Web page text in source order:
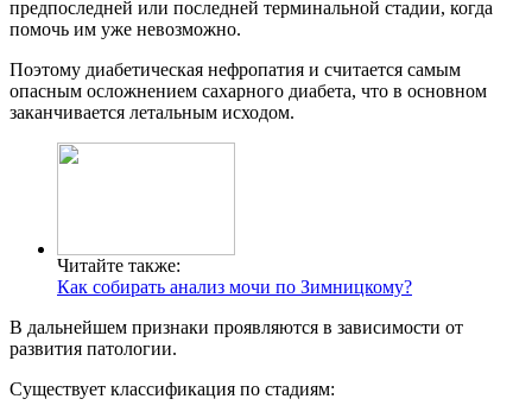
предпоследней или последней терминальной стадии, когда
помочь им уже невозможно.
Поэтому диабетическая нефропатия и считается самым
опасным осложнением сахарного диабета, что в основном
заканчивается летальным исходом.
Читайте также:
Как собирать анализ мочи по Зимницкому?
В дальнейшем признаки проявляются в зависимости от
развития патологии.
Существует классификация по стадиям: